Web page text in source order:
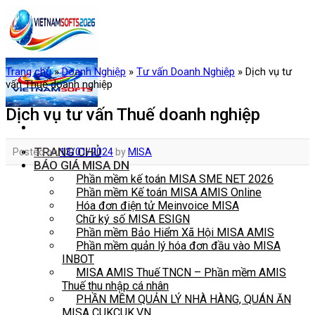
Skip
to
content
TRANG CHỦ
BÁO GIÁ MISA DN
Phần mềm kế toán MISA SME NET 2026
Phần mềm Kế toán MISA AMIS Online
Hóa đơn điện tử Meinvoice MISA
Chữ ký số MISA ESIGN
Phần mềm Bảo Hiểm Xã Hội MISA AMIS
Phần mềm quản lý hóa đơn đầu vào MISA
INBOT
MISA AMIS Thuế TNCN – Phần mềm AMIS
Thuế thu nhập cá nhân
PHẦN MỀM QUẢN LÝ NHÀ HÀNG, QUÁN ĂN
Trang chủ»Doanh Nghiệp » Tư vấn Doanh Nghiệp » Dịch vụ tư
vấn Thuế doanh nghiệp
Dịch vụ tư vấn Thuế doanh nghiệp
Posted on13/01/2024 by MISA